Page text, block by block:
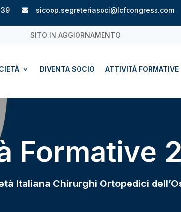
 sicoop.segreteriasoci@lcfcongress.com
SITO IN AGGIORNAMENTO
DIVENTA SOCIO ATTIVITÀ FORMATIVE
Formative
Italiana Chirurghi Ortopedici